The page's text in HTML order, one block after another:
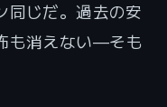
同じだ。過去の安
も消えない——そも